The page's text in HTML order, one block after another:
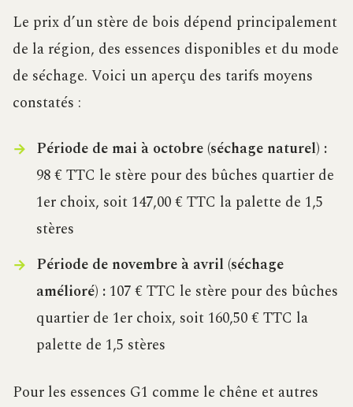
Le prix d’un stère de bois dépend principalement
de la région, des essences disponibles et du mode
de séchage. Voici un aperçu des tarifs moyens
constatés :
Période de mai à octobre (séchage naturel) :
98 € TTC le stère pour des bûches quartier de
1er choix, soit 147,00 € TTC la palette de 1,5
stères
Période de novembre à avril (séchage
amélioré) :107 € TTC le stère pour des bûches
quartier de 1er choix, soit 160,50 € TTC la
palette de 1,5 stères
Pour les essences G1 comme le chêne et autres